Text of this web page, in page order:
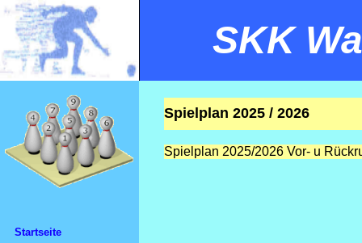
SKK
Startseite
Spielplan 2025 / 2026
Spielplan 2025/2026 Vor- u